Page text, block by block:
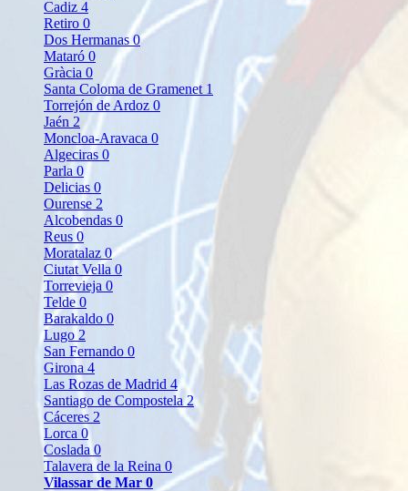
Cadiz 4
Retiro 0
Dos Hermanas0
Mataró 0
Gràcia 0
Santa Coloma de Gramenet 1
Torrejón de Ardoz 0
Jaén 2
Moncloa-Aravaca 0
Algeciras 0
Parla 0
Delicias 0
Ourense 2
Alcobendas 0
Reus 0
Moratalaz 0
Ciutat Vella 0
Torrevieja 0
Telde 0
Barakaldo 0
Lugo 2
San Fernando 0
Girona 4
Las Rozas de Madrid 4
Santiago de Compostela2
Cáceres 2
Lorca 0
Coslada 0
Talavera de la Reina 0
Vilassar de Mar 0